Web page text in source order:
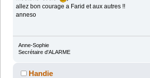
allez bon courage a Farid et aux autres !!
anneso
Anne-Sophie
Secrétaire d'ALARME
Handie